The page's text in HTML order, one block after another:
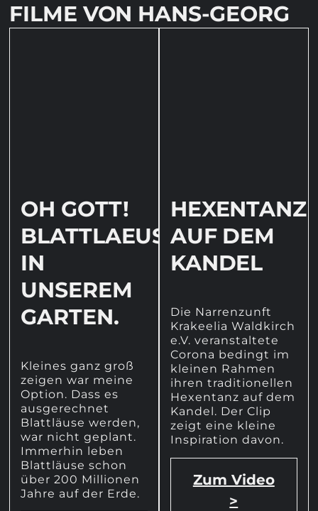
FILME VON HANS-GEORG
OH GOTT!
BLATTLAEUSE
IN
UNSEREM
GARTEN.
Kleines ganz groß
zeigen war meine
Option. Dass es
ausgerechnet
Blattläuse werden,
war nicht geplant.
Immerhin leben
Blattläuse schon
über 200 Millionen
Jahre auf der Erde.
HEXENTANZ
AUF DEM
KANDEL
Die Narrenzunft
Krakeelia Waldkirch
e.V. veranstaltete
Corona bedingt im
kleinen Rahmen
ihren traditionellen
Hexentanz auf dem
Kandel. Der Clip
zeigt eine kleine
Inspiration davon.
Zum Video
>